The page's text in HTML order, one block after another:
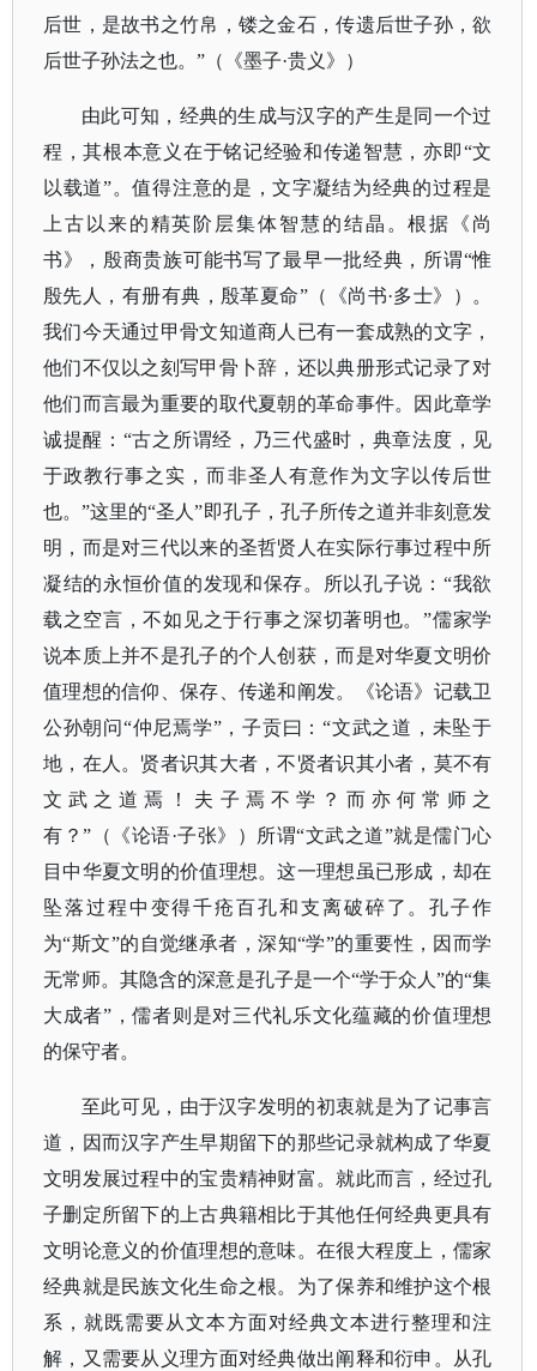
后世，是故书之竹帛，镂之金石，传遗后世子孙，欲
后世子孙法之也。”（《墨子·贵义》）
由此可知，经典的生成与汉字的产生是同一个过
程，其根本意义在于铭记经验和传递智慧，亦即“文
以载道”。值得注意的是，文字凝结为经典的过程是
上古以来的精英阶层集体智慧的结晶。根据《尚
书》，殷商贵族可能书写了最早一批经典，所谓“惟
殷先人，有册有典，殷革夏命”（《尚书·多士》）。
我们今天通过甲骨文知道商人已有一套成熟的文字，
他们不仅以之刻写甲骨卜辞，还以典册形式记录了对
他们而言最为重要的取代夏朝的革命事件。因此章学
诚提醒：“古之所谓经，乃三代盛时，典章法度，见
于政教行事之实，而非圣人有意作为文字以传后世
也。”这里的“圣人”即孔子，孔子所传之道并非刻意发
明，而是对三代以来的圣哲贤人在实际行事过程中所
凝结的永恒价值的发现和保存。所以孔子说：“我欲
载之空言，不如见之于行事之深切著明也。”儒家学
说本质上并不是孔子的个人创获，而是对华夏文明价
值理想的信仰、保存、传递和阐发。《论语》记载卫
公孙朝问“仲尼焉学”，子贡曰：“文武之道，未坠于
地，在人。贤者识其大者，不贤者识其小者，莫不有
文武之道焉！夫子焉不学？而亦何常师之
有？”（《论语·子张》）所谓“文武之道”就是儒门心
目中华夏文明的价值理想。这一理想虽已形成，却在
坠落过程中变得千疮百孔和支离破碎了。孔子作
为“斯文”的自觉继承者，深知“学”的重要性，因而学
无常师。其隐含的深意是孔子是一个“学于众人”的“集
大成者”，儒者则是对三代礼乐文化蕴藏的价值理想
的保守者。
至此可见，由于汉字发明的初衷就是为了记事言
道，因而汉字产生早期留下的那些记录就构成了华夏
文明发展过程中的宝贵精神财富。就此而言，经过孔
子删定所留下的上古典籍相比于其他任何经典更具有
文明论意义的价值理想的意味。在很大程度上，儒家
经典就是民族文化生命之根。为了保养和维护这个根
系，就既需要从文本方面对经典文本进行整理和注
解，又需要从义理方面对经典做出阐释和衍申。从孔